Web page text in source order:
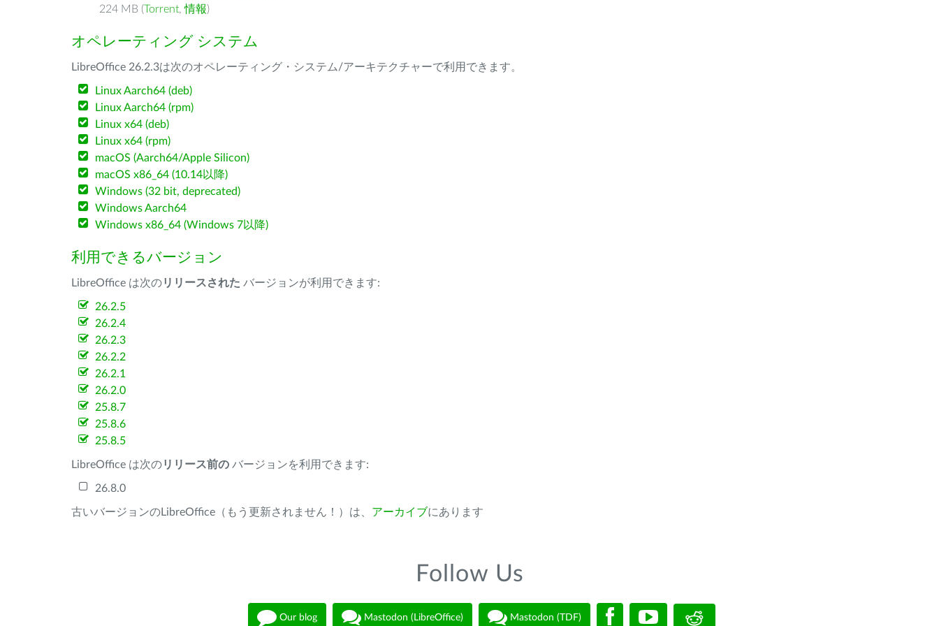
224 MB (Torrent,情報)
オペレーティング システム
LibreOffice 26.2.3は次のオペレーティング・システム/アーキテクチャーで利用できます。
Linux Aarch64 (deb)
Linux Aarch64 (rpm)
Linux x64 (deb)
Linux x64 (rpm)
macOS (Aarch64/Apple Silicon)
macOS x86_64 (10.14以降)
Windows (32 bit, deprecated)
Windows Aarch64
Windows x86_64 (Windows 7以降)
利用できるバージョン
LibreOffice は次のリリースされた バージョンが利用できます:
26.2.5
26.2.4
26.2.3
26.2.2
26.2.1
26.2.0
25.8.7
25.8.6
25.8.5
LibreOffice は次のリリース前の バージョンを利用できます:
26.8.0
古いバージョンのLibreOffice（もう更新されません！）は、 アーカイブにあります
Follow Us
Our blog Mastodon (LibreOffice) Mastodon (TDF)